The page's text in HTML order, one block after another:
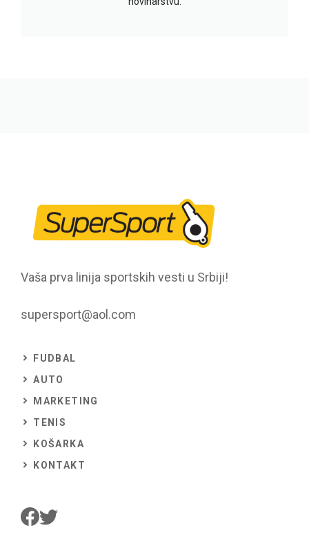
Vaša prva linija sportskih vesti u Srbiji!
supersport@aol.com
FUDBAL
AUTO
MARKETING
TENIS
KOŠARKA
KONTAKT